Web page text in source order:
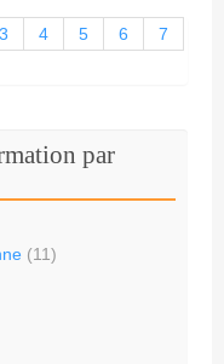
3 4 5 6
7
par
(11)